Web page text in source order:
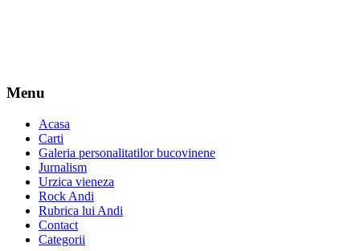
Menu
Acasa
Carti
Galeria personalitatilor bucovinene
Jurnalism
Urzica vieneza
Rock Andi
Rubrica lui Andi
Contact
Categorii